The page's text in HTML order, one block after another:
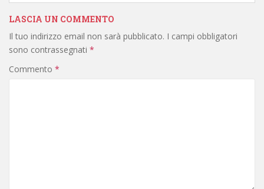
LASCIA UN COMMENTO
Il tuo indirizzo email non sarà pubblicato. I campi obbligatori
sono contrassegnati *
Commento *